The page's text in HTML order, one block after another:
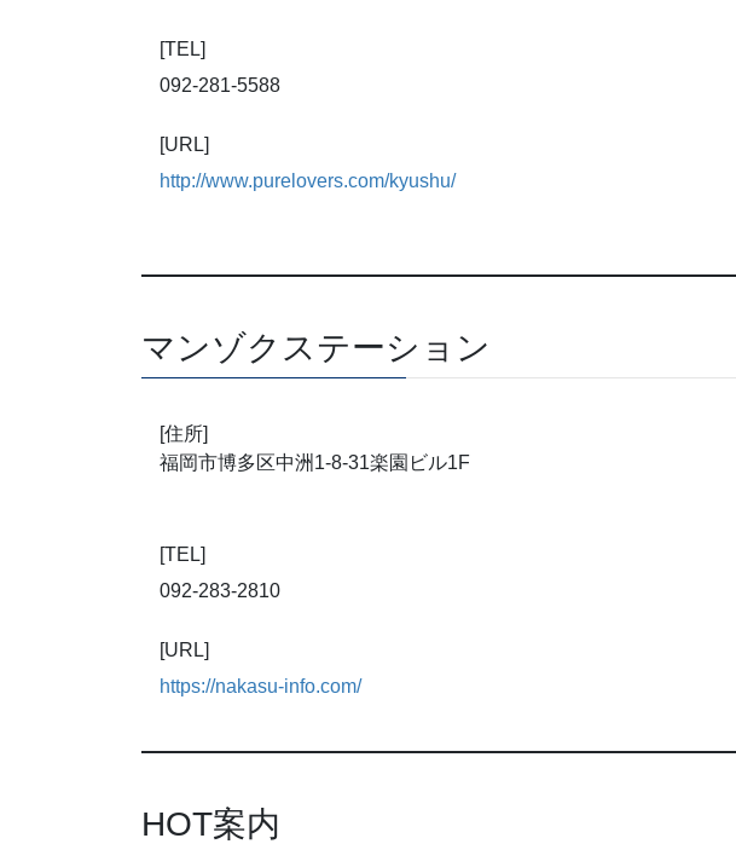
[TEL]
092-281-5588
[URL]
http://www.purelovers.com/kyushu/
マンゾクステーション
[住所]
福岡市博多区中洲1-8-31楽園ビル1F
[TEL]
092-283-2810
[URL]
https://nakasu-info.com/
HOT案内